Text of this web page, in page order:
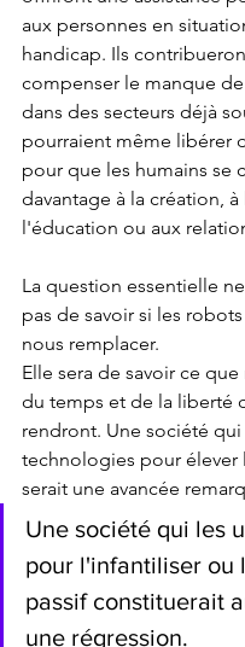
aux personnes en
handicap. Ils
compenser le manque
dans des secteurs déjà
pourraient même libérer
pour que les humains se
davantage à la création,
l'éducation ou aux
La question essentielle
pas de savoir si les
nous remplacer.
Elle sera de savoir ce
du temps et de la liberté
rendront. Une société
technologies pour élever
serait une avancée
Une société qui les
pour l'infantiliser ou
passif constituerait
une régression.